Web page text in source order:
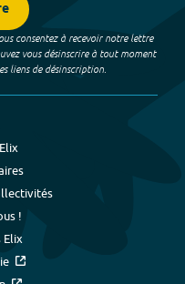
consentez à recevoir notre lettre
vous désinscrire à tout moment
liens de désinscription.
!
Elix